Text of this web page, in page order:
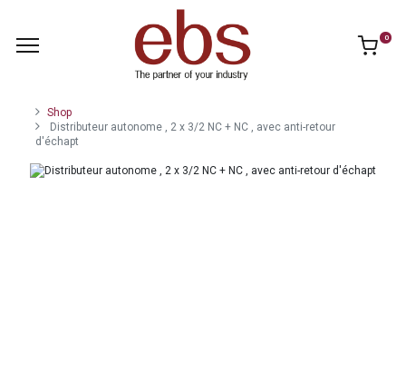
0
Shop
Distributeur autonome , 2 x 3/2 NC + NC , avec anti-retour
d'échapt